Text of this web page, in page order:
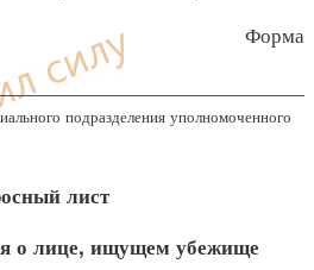
Форма
подразделения уполномоченного
лист
о лице, ищущем убежище